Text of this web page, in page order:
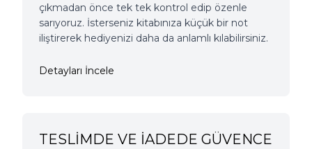
çıkmadan önce tek tek kontrol edip özenle
sarıyoruz. İsterseniz kitabınıza küçük bir not
iliştirerek hediyenizi daha da anlamlı kılabilirsiniz.
Detayları İncele
TESLİMDE VE İADEDE GÜVENCE